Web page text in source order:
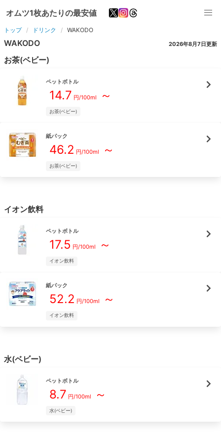
オムツ1枚あたりの最安値
トップ ドリンク WAKODO
WAKODO 2026年8月7日更新
お茶(ベビー)
ペットボトル
14.7 円/100ml ～
お茶(ベビー)
紙パック
46.2 円/100ml ～
お茶(ベビー)
イオン飲料
ペットボトル
17.5 円/100ml ～
イオン飲料
紙パック
52.2 円/100ml ～
イオン飲料
水(ベビー)
ペットボトル
8.7 円/100ml ～
水(ベビー)